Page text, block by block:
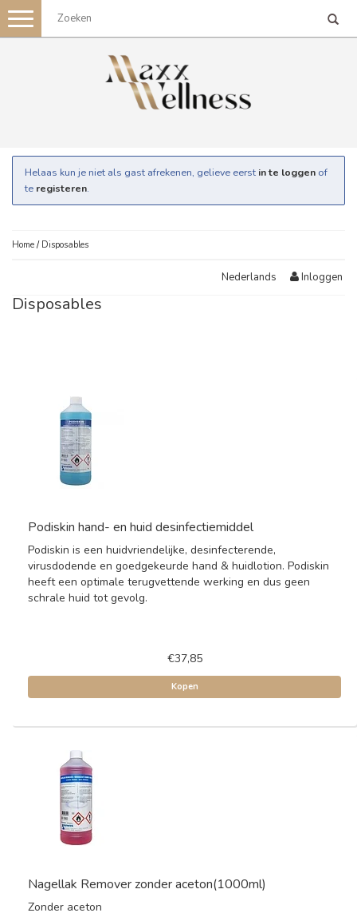
Toggle
navigation
Helaas kun je niet als gast afrekenen, gelieve eerst in te loggen of
te registeren.
Home / Disposables
Nederlands Inloggen
Disposables
Podiskin hand- en huid desinfectiemiddel
Podiskin is een huidvriendelijke, desinfecterende,
virusdodende en goedgekeurde hand & huidlotion. Podiskin
heeft een optimale terugvettende werking en dus geen
schrale huid tot gevolg.
€37,85
Kopen
Nagellak Remover zonder aceton(1000ml)
Zonder aceton